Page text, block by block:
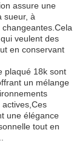
assure une
sueur, à
veulent des
en conservant
plaqué 18k sont
un mélange
une élégance
tout en